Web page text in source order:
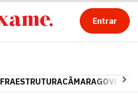
Entrar
CÂMARAGOVERNO